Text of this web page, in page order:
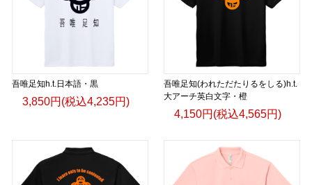
吾唯足知h.t.日本語・黒
3,850円(税込4,235円)
吾唯足知(われただたりるをしる)h.t.
大アーチ英白文字・橙
4,150円(税込4,565円)